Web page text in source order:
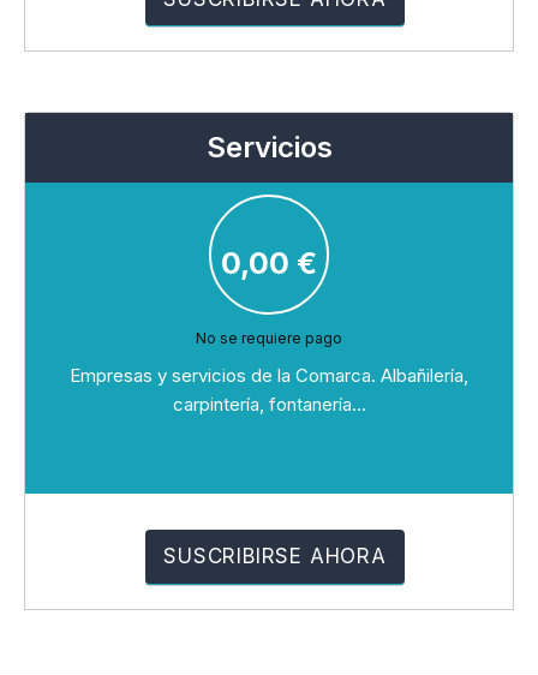
Servicios
0,00 €
No se requiere pago
Empresas y servicios de la Comarca. Albañilería,
carpintería, fontanería...